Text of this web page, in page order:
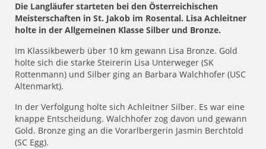
Die Langläufer starteten bei den Österreichischen
Meisterschaften in St. Jakob im Rosental. Lisa Achleitner
holte in der Allgemeinen Klasse Silber und Bronze.
Im Klassikbewerb über 10 km gewann Lisa Bronze. Gold
holte sich die starke Steirerin Lisa Unterweger (SK
Rottenmann) und Silber ging an Barbara Walchhofer (USC
Altenmarkt).
In der Verfolgung holte sich Achleitner Silber. Es war eine
knappe Entscheidung. Walchhofer zog davon und gewann
Gold. Bronze ging an die Vorarlbergerin Jasmin Berchtold
(SC Egg).